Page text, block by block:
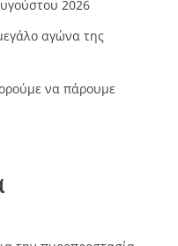
2026
αγώνα της
να πάρουμε